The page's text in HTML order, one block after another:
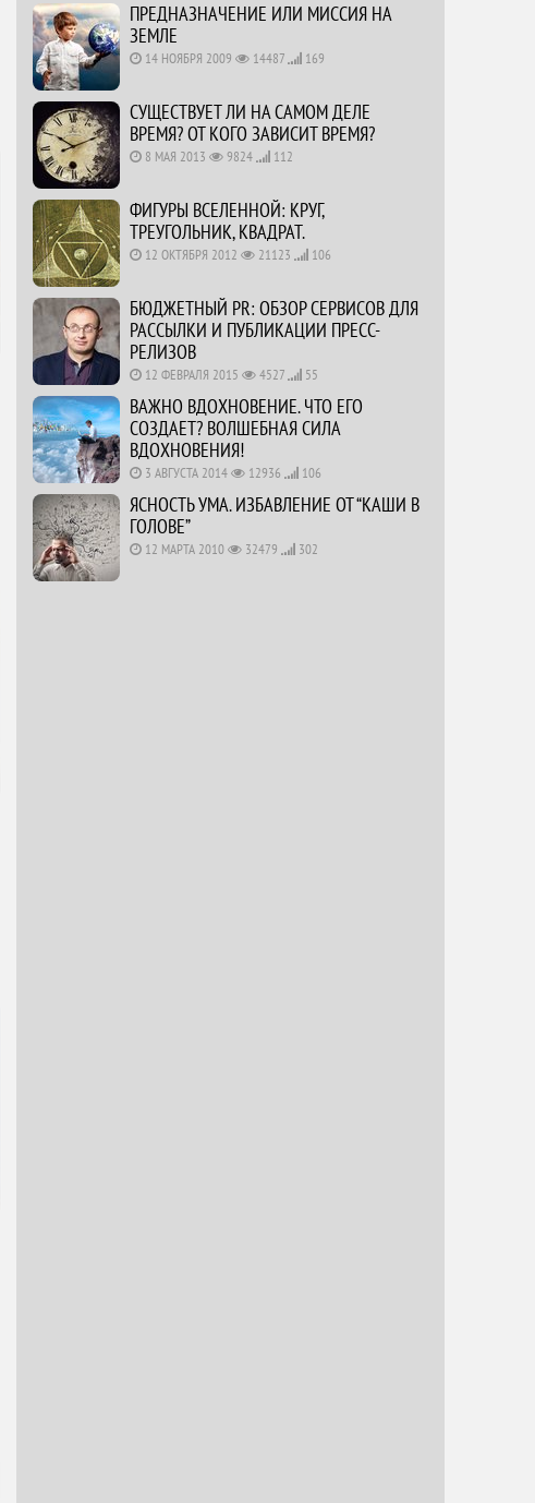
ПРЕДНАЗНАЧЕНИЕ ИЛИ МИССИЯ НА
ЗЕМЛЕ
14 НОЯБРЯ 2009 14487 169
СУЩЕСТВУЕТ ЛИ НА САМОМ ДЕЛЕ
ВРЕМЯ? ОТ КОГО ЗАВИСИТ ВРЕМЯ?
8 МАЯ 2013 9824 112
ФИГУРЫ ВСЕЛЕННОЙ: КРУГ,
ТРЕУГОЛЬНИК, КВАДРАТ.
12 ОКТЯБРЯ 2012 21123 106
БЮДЖЕТНЫЙ PR: ОБЗОР СЕРВИСОВ ДЛЯ
РАССЫЛКИ И ПУБЛИКАЦИИ ПРЕСС-
РЕЛИЗОВ
12 ФЕВРАЛЯ 2015 4527 55
ВАЖНО ВДОХНОВЕНИЕ. ЧТО ЕГО
СОЗДАЕТ? ВОЛШЕБНАЯ СИЛА
ВДОХНОВЕНИЯ!
3 АВГУСТА 2014 12936 106
ЯСНОСТЬ УМА. ИЗБАВЛЕНИЕ ОТ “КАШИ В
ГОЛОВЕ”
12 МАРТА 2010 32479 302